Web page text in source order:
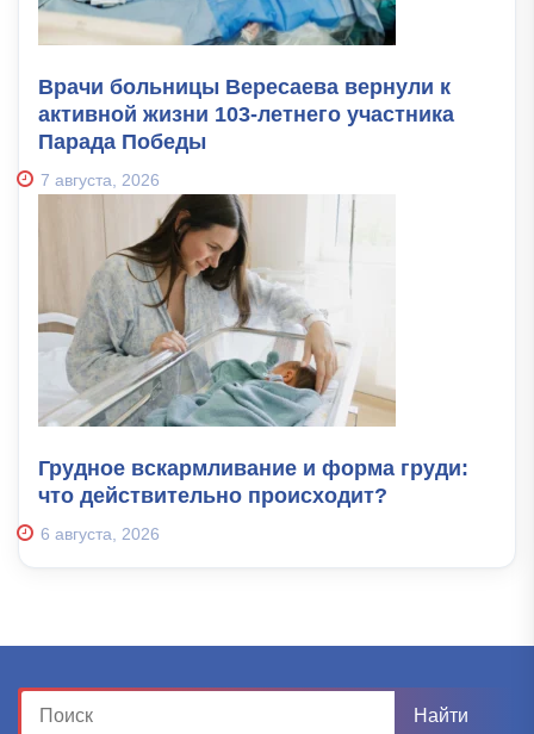
Врачи больницы Вересаева вернули к
активной жизни 103-летнего участника
Парада Победы
7 августа, 2026
Грудное вскармливание и форма груди:
что действительно происходит?
6 августа, 2026